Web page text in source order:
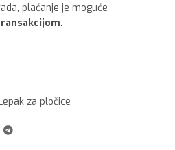
plaćanje je moguće
.
za pločice